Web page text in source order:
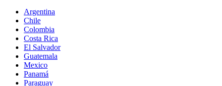
Argentina
Chile
Colombia
Costa Rica
El Salvador
Guatemala
Mexico
Panamá
Paraguay